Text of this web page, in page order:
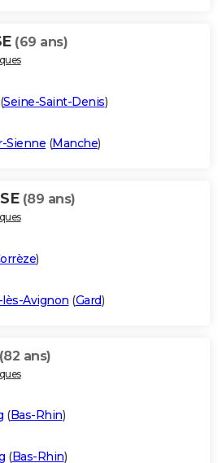
(69 ans)
(Seine-Saint-Denis)
Sienne (Manche)
(89 ans)
)
Avignon (Gard)
(82 ans)
(Bas-Rhin)
(Bas-Rhin)